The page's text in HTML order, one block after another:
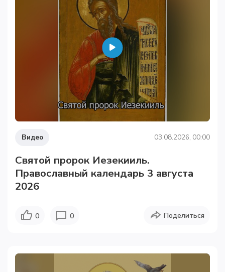
Видео 03.08.2026, 00:00
Святой пророк Иезекииль.
Православный календарь 3 августа
2026
0 0 Поделиться